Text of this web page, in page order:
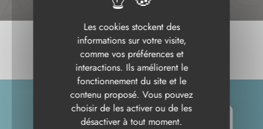
Les cookies stockent des
informations sur votre visite,
comme vos préférences et
interactions. Ils améliorent le
fonctionnement du site et le
contenu proposé. Vous pouvez
choisir de les activer ou de les
désactiver à tout moment.